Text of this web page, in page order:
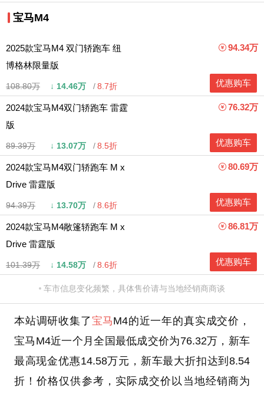
宝马M4
2025款宝马M4 双门轿跑车 纽
博格林限量版
108.80万 ↓ 14.46万 8.7折
94.34万
优惠购车
2024款宝马M4双门轿跑车 雷霆
版
89.39万 ↓ 13.07万 8.5折
76.32万
优惠购车
2024款宝马M4双门轿跑车 M x
Drive 雷霆版
94.39万 ↓ 13.70万 8.6折
80.69万
优惠购车
2024款宝马M4敞篷轿跑车 M x
Drive 雷霆版
101.39万 ↓ 14.58万 8.6折
86.81万
优惠购车
车市信息变化频繁，具体售价请与当地经销商商谈
本站调研收集了 宝马M4的近一年的真实成交价，
宝马M4近一个月全国最低成交价为76.32万，新车
最高现金优惠14.58万元，新车最大折扣达到8.54
折！价格仅供参考，实际成交价以当地经销商为